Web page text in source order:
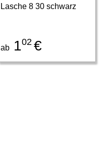
Lasche 8 30 schwarz
ab 102 €